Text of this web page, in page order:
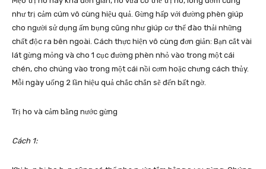
như trị cảm cúm vô cùng hiệu quả. Gừng hấp với đường phèn giúp
cho người sử dụng ấm bụng cũng như giúp cơ thể đào thải những
chất độc ra bên ngoài. Cách thực hiện vô cùng đơn giản: Bạn cắt vài
lát gừng mỏng và cho 1 cục đường phèn nhỏ vào trong một cái
chén, cho chúng vào trong một cái nồi cơm hoặc chưng cách thủy.
Mỗi ngày uống 2 lần hiệu quả chắc chắn sẽ đến bất ngờ.
Trị ho và cảm bằng nước gừng
Cách 1: